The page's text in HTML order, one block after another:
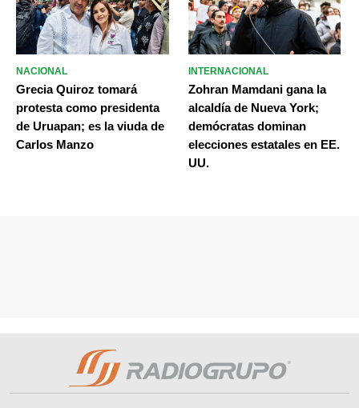
NACIONAL
Grecia Quiroz tomará
protesta como presidenta
de Uruapan; es la viuda de
Carlos Manzo
INTERNACIONAL
Zohran Mamdani gana la
alcaldía de Nueva York;
demócratas dominan
elecciones estatales en EE.
UU.